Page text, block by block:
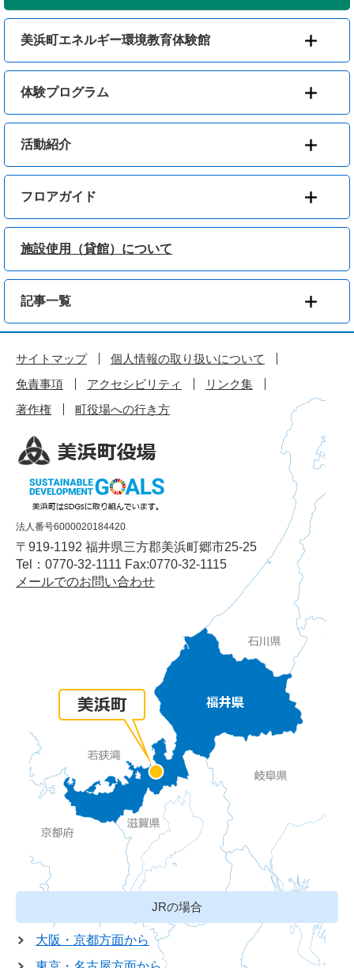
美浜町エネルギー環境教育体験館
体験プログラム
活動紹介
フロアガイド
施設使用（貸館）について
記事一覧
サイトマップ
個人情報の取り扱いについて
免責事項
アクセシビリティ
リンク集
著作権
町役場への行き方
法人番号6000020184420
〒919-1192 福井県三方郡美浜町郷市25-25
Tel：0770-32-1111 Fax:0770-32-1115
メールでのお問い合わせ
JRの場合
大阪・京都方面から